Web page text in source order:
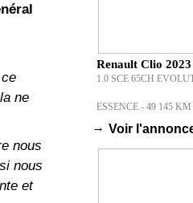
ne
nous
nous
et
Renault Clio 2023
1.0 SCE 65CH
ESSENCE - 49 145 KM
→ Voir